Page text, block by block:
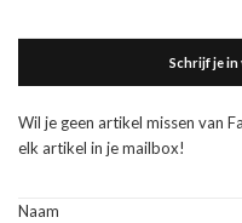
Schrijf je
Wil je geen artikel missen van
elk artikel in je mailbox!
Naam